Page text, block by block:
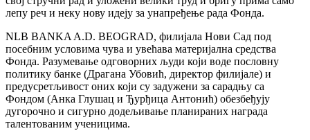
лепу реч и неку нову идеју за унапређење рада Фонда.
NLB BANKA A.D. BEOGRAD, филијала Нови Сад под
посебним условима чува и увећава материјална средства
Фонда. Разумевање одговорних људи који воде пословну
политику банке (Драгана Убовић, директор филијале) и
предусретљивост оних који су задужени за сарадњу са
Фондом (Анка Глушац и Ђурђица Антонић) обезбеђују
дугорочно и сигурно додељивање планираних награда
талентованим ученицима.